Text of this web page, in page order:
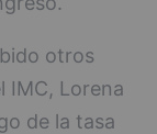
otros
IMC, Lorena
de la tasa